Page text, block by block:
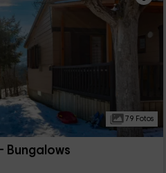
79 Fotos
Bungalows